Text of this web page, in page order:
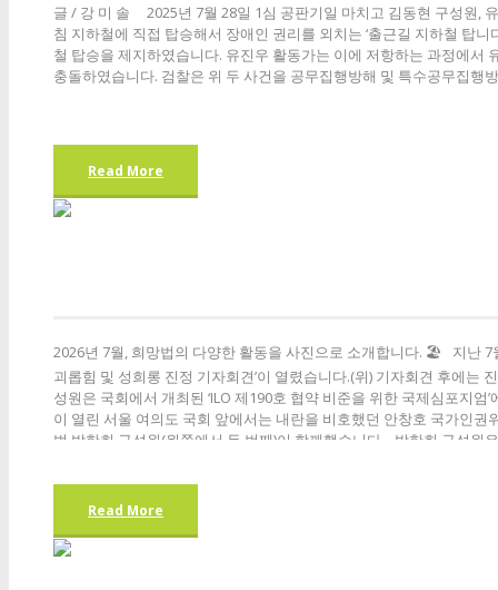
글 / 강 미 솔 2025년 7월 28일 1심 공판기일 마치고 김동현 구성원,
침 지하철에 직접 탑승해서 장애인 권리를 외치는 ‘출근길 지하철 탑
철 탑승을 제지하였습니다. 유진우 활동가는 이에 저항하는 과정에
충돌하였습니다. 검찰은 위 두 사건을 공무집행방해 및 특수공무집
Read More
2026년 7월, 희망법의 다양한 활동을 사진으로 소개합니다. 🏖️ 지난 7
괴롭힘 및 성희롱 진정 기자회견’이 열렸습니다.(위) 기자회견 후에
성원은 국회에서 개최된 ‘ILO 제190호 협약 비준을 위한 국제심포지
이 열린 서울 여의도 국회 앞에서는 내란을 비호했던 안창호 국가인
법 박한희 구성원(왼쪽에서 두 번째)이 함께했습니다. 박한희 구성원
Read More